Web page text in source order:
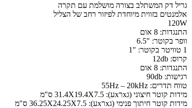
גריל דק המשתלב בצורה מושלמת עם תקרה
אלמנטים בזווית מיוחדת לפיזור רחב של הצליל
120W
התנגדות: 8 אום
וופר בקוטר: "6.5
1 טוויטר בקוטר: "1
קרוס: 12db
התנגדות: 8 אום
רגישות: 90db
טווח תדרים: 55Hz – 20kHz
מידות קוטר חיצוני (גxרxע): 31.4X19.4X7.5 ס"מ
מידות קוטר חיתוך פנימי (גxרxע): 36.25X24.25X7.5 ס"מ